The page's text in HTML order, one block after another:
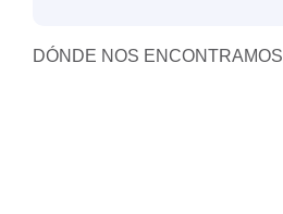
DÓNDE NOS ENCONTRAMOS